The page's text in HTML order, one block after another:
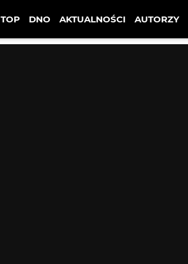
TOP DNO AKTUALNOŚCI AUTORZY